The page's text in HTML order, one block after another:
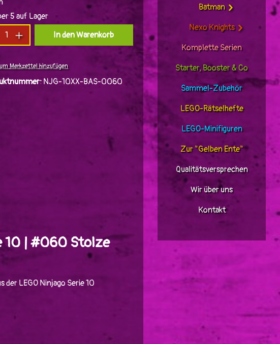
Batman
Nexo Knights
Komplette Serien
Starter, Booster & Co
Sammel-Zubehör
LEGO-Rätselhefte
LEGO-Minifiguren
Zur "Gelben Ente"
Qualitätsversprechen
Wir über uns
Kontakt
5 auf Lager
Anzahl: Gib den gewünschten Wert ein oder
In den Warenkorb
Merkzettel hinzufügen
NJG-10XX-BAS-0060
10 | #060 Stolze
LEGO Ninjago Serie 10